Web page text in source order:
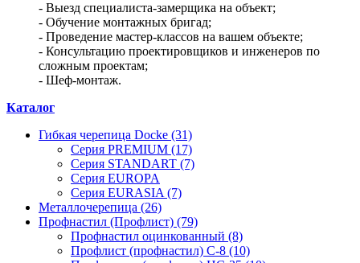
- Выезд специалиста-замерщика на объект;
- Обучение монтажных бригад;
- Проведение мастер-классов на вашем объекте;
- Консультацию проектировщиков и инженеров по
сложным проектам;
- Шеф-монтаж.
Каталог
Гибкая черепица Docke (31)
Серия PREMIUM (17)
Серия STANDART (7)
Серия EUROPA
Серия EURASIA (7)
Металлочерепица (26)
Профнастил (Профлист) (79)
Профнастил оцинкованный (8)
Профлист (профнастил) С-8 (10)